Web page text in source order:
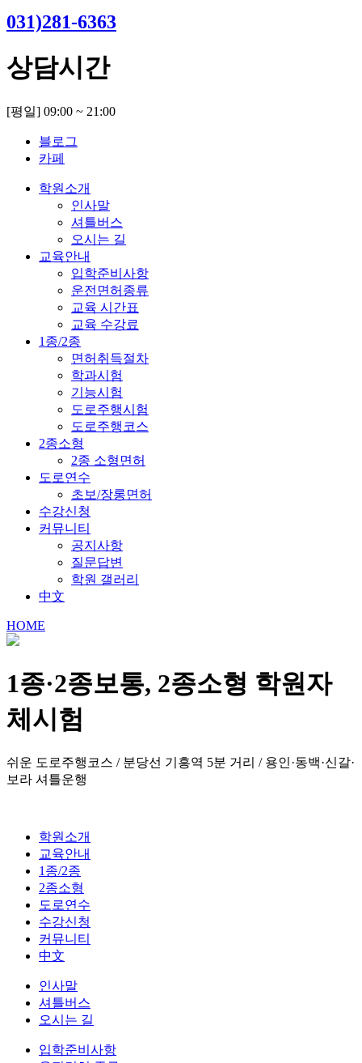
031)281-6363
상담시간
[평일] 09:00 ~ 21:00
블로그
카페
학원소개
인사말
셔틀버스
오시는 길
교육안내
입학준비사항
운전면허종류
교육 시간표
교육 수강료
1종/2종
면허취득절차
학과시험
기능시험
도로주행시험
도로주행코스
2종소형
2종 소형면허
도로연수
초보/장롱면허
수강신청
커뮤니티
공지사항
질문답변
학원 갤러리
中文
HOME
1종·2종보통, 2종소형 학원자
체시험
쉬운 도로주행코스 / 분당선 기흥역 5분 거리 / 용인·동백·신갈·
보라 셔틀운행
학원소개
교육안내
1종/2종
2종소형
도로연수
수강신청
커뮤니티
中文
인사말
셔틀버스
오시는 길
입학준비사항